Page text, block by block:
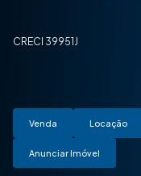
CRECI 39951J
Venda Locação
Anunciar Imóvel